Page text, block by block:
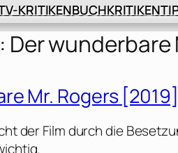
KRITIKENBUCHKRITIKEN
Der wunderbare
Mr. Rogers [2019]
der Film durch die